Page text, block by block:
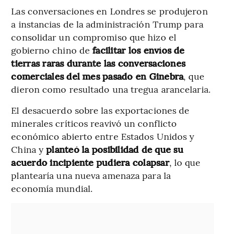
Las conversaciones en Londres se produjeron
a instancias de la administración Trump para
consolidar un compromiso que hizo el
gobierno chino defacilitar los envíos de
tierras raras durante las conversaciones
comerciales del mes pasado en Ginebra, que
dieron como resultado una tregua arancelaria.
El desacuerdo sobre las exportaciones de
minerales críticos reavivó un conflicto
económico abierto entre Estados Unidos y
China yplanteó la posibilidad de que su
acuerdo incipiente pudiera colapsar, lo que
plantearía una nueva amenaza para la
economía mundial.